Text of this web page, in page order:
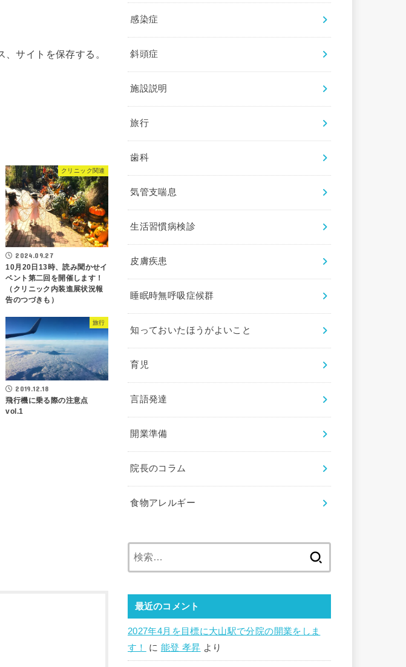
サイトを保存する。
クリニック関連
2024.09.27
10月20日13時、読み聞かせイ
ベント第二回を開催します！
（クリニック内装進展状況報
告のつづきも）
旅行
2019.12.18
飛行機に乗る際の注意点
vol.1
感染症
斜頭症
施設説明
旅行
歯科
気管支喘息
生活習慣病検診
皮膚疾患
睡眠時無呼吸症候群
知っておいたほうがよいこと
育児
言語発達
開業準備
院長のコラム
食物アレルギー
最近のコメント
2027年4月を目標に大山駅で分院の開業をしま
す！
に 能登 孝昇 より